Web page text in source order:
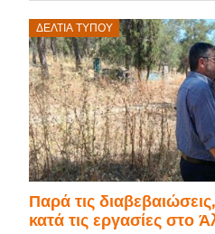
ΔΕΛΤΊΑ ΤΎΠΟΥ
Παρά τις
κατά τις εργασίες στο
Posted
on